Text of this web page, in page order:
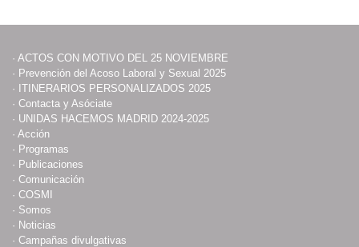
· ACTOS CON MOTIVO DEL 25 NOVIEMBRE
· Prevención del Acoso Laboral y Sexual 2025
· ITINERARIOS PERSONALIZADOS 2025
· Contacta y Asóciate
· UNIDAS HACEMOS MADRID 2024-2025
· Acción
· Programas
· Publicaciones
· Comunicación
· COSMI
· Somos
· Noticias
· Campañas divulgativas